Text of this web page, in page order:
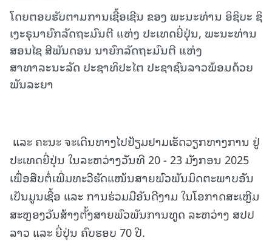
ໂດຍຕອບຮັບຕາມການເຊື້ອເຊີນ ຂອງ ພະນະທ່ານ ອິຊິບະ ຊິ
ເງະຣຸນາຍົກລັດຖະມົນຕີ ແຫ່ງ ປະເທດຍີ່ປຸ່ນ, ພະນະທ່ານ
ສອນໄຊ ສີພັນດອນ ນາຍົກລັດຖະມົນຕີ ແຫ່ງ
ສາທາລະນະລັດ ປະຊາທິປະໄຕ ປະຊາຊົນລາວພ້ອມດ້ວຍ
ພັນລະຍາ
ແລະ ຄະນະ ຈະເດີນທາງໄປຢ້ຽມຢາມເຮັດວຽກທາງການ ຢູ່
ປະເທດຍີ່ປຸ່ນ ໃນລະຫວ່າງວັນທີ 20 - 23 ມັງກອນ 2025
ເພື່ອສືບຕໍ່ເພີ່ມທະວີຮັດແໜ້ນສາຍພົວພັນມິດຕະພາບອັນ
ເປັນມູນເຊື້ອ ແລະ ການຮ່ວມມືອັນດີງາມ ໃນໂອກາດສະເຫຼີມ
ສະຫຼອງວັນສ້າງຕັ້ງສາຍພົວພັນການທູດ ລະຫວ່າງ ສປປ
ລາວ ແລະ ຍີ່ປຸ່ນ ຄົບຮອບ 70 ປີ.